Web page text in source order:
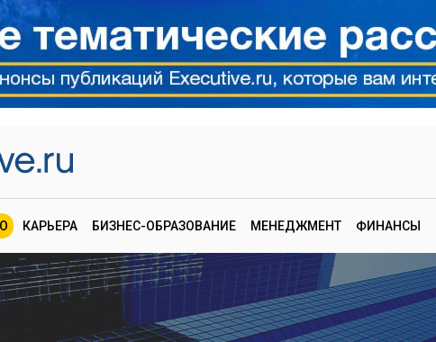
КАРЬЕРА БИЗНЕС-ОБРАЗОВАНИЕ МЕНЕДЖМЕНТ ФИНАНСЫ